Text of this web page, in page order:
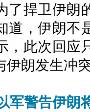
捍卫伊朗
道，伊朗不
，此次回应
伊朗发生冲
军警告伊朗